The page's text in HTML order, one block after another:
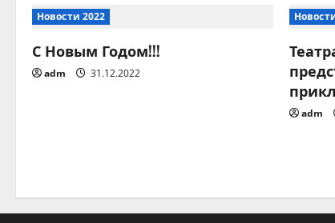
а
ц
и
о
Новости 2022
С Новым Годом!!!
adm 31.12.2022
adm